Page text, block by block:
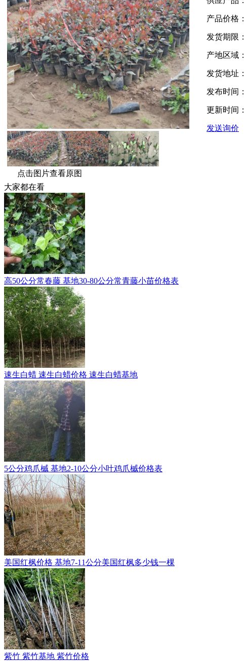
点击图片查看原图
产品价格：
发货期限：
产地区域：
发货地址：
发布时间：
更新时间：
发送询价
大家都在看
高50公分常春藤 基地30-80公分常青藤小苗价格表
速生白蜡 速生白蜡价格 速生白蜡基地
5公分鸡爪槭 基地2-10公分小叶鸡爪槭价格表
美国红枫价格 基地7-11公分美国红枫多少钱一棵
紫竹 紫竹基地 紫竹价格